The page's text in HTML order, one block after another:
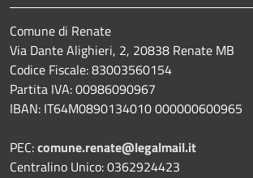
Comune di Renate
Via Dante Alighieri, 2, 20838 Renate MB
Codice Fiscale: 83003560154
Partita IVA: 00986090967
IBAN: IT64M0890134010 000000600965
PEC:comune.renate@legalmail.it
Centralino Unico: 0362924423